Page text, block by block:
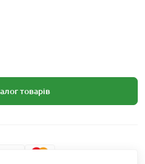
товарів